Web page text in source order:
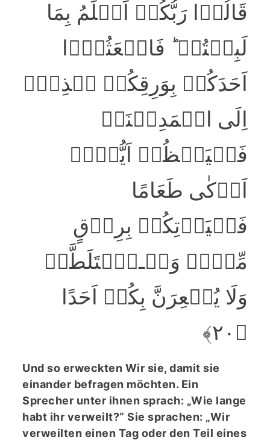
قَالُوۡا رَبُّکُمۡ اَعۡلَمُ بِمَا
لَبِثۡتُمۡ ؕ فَابۡعَثُوۡۤا
اَحَدَکُمۡ بِوَرِقِکُمۡ ہٰذِہٖۤ
اِلَی الۡمَدِیۡنَۃِ
فَلۡیَنۡظُرۡ اَیُّہَاۤ
اَزۡکٰی طَعَامًا
فَلۡیَاۡتِکُمۡ بِرِزۡقٍ
مِّنۡہُ وَلۡـیَؔ‍‍‍تَلَطَّفۡ
وَلَا یُشۡعِرَنَّ بِکُمۡ اَحَدًا
﴿۲۰﴾
Und so erweckten Wir sie, damit sie
einander befragen möchten. Ein
Sprecher unter ihnen sprach: „Wie lange
habt ihr verweilt?“ Sie sprachen: „Wir
verweilten einen Tag oder den Teil eines